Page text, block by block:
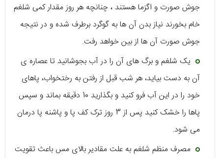
جوش صورت و اگزما هستند ، چنانچه هر روز مقدار کمی شلغم
خام بخورند نیاز بدن آن‌ ها به گوگرد برطرف شده و در نتیجه
جوش صورت آن‌ ها از بین خواهد رفت.
یک شلغم و برگ های آن را در آب بجوشانید تا عصاره ی
آن به دست بیاید، هر شب قبل از رفتن به رختخواب، پاهای
خود را در این آب فرو کنید و بگذارید 10 دقیقه بماند و سپس
پاها را خشک کنید پس از 3 روز ترک کف پا و پاشنه پا درمان
می شود.
مصرف منظم شلغم به علت مقادیر بالای مس باعث تقویت